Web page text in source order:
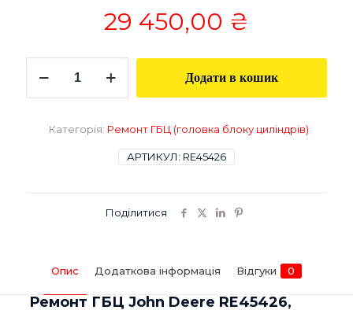
29 450,00 ₴
ГБЦ
RE45426,
Додати в кошик
АРТИКУЛ: RE45426
Категорія: Ремонт ГБЦ (головка блоку циліндрів)
Поділитися
Опис Додаткова інформація Відгуки 0
Ремонт ГБЦ John Deere RE45426,